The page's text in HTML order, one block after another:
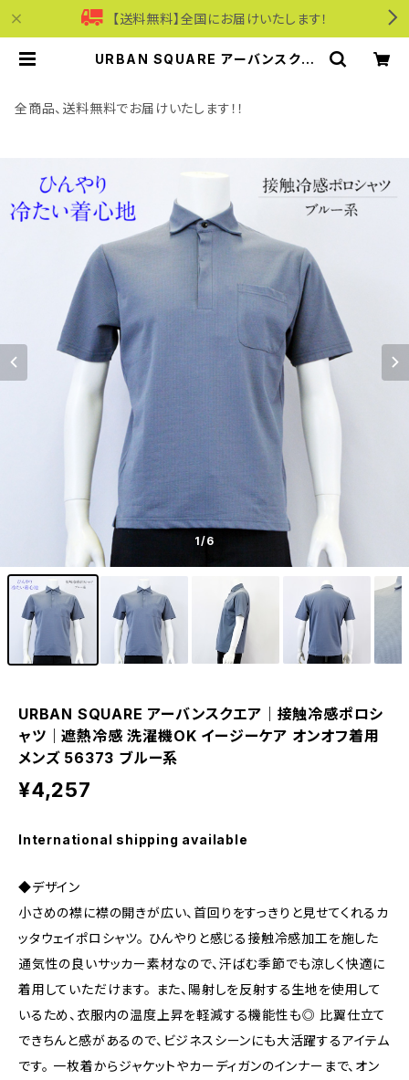
【送料無料】全国にお届けいたします！
URBAN SQUARE アーバンスクエ
用 メンズ 56373 ブルー系 | モリワ
ンワールドオンラインショップ｜ビジ
全商品、送料無料でお届けいたします！！
1/6
URBAN SQUARE アーバンスクエア｜接触冷感ポロシ
ャツ｜遮熱冷感 洗濯機OK イージーケア オンオフ着用
メンズ 56373 ブルー系
¥4,257
International shipping available
◆デザイン
小さめの襟に襟の開きが広い、首回りをすっきりと見せてくれるカ
ッタウェイポロシャツ。 ひんやりと感じる接触冷感加工を施した
通気性の良いサッカー素材なので、汗ばむ季節でも涼しく快適に
着用していただけます。 また、陽射しを反射する生地を使用して
いるため、衣服内の温度上昇を軽減する機能性も◎ 比翼仕立て
できちんと感があるので、ビジネスシーンにも大活躍するアイテム
です。 一枚着からジャケットやカーディガンのインナーまで、オン